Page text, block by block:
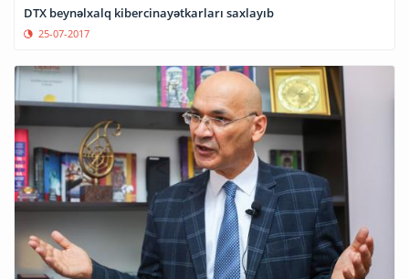
DTX beynəlxalq kibercinayətkarları saxlayıb
25-07-2017